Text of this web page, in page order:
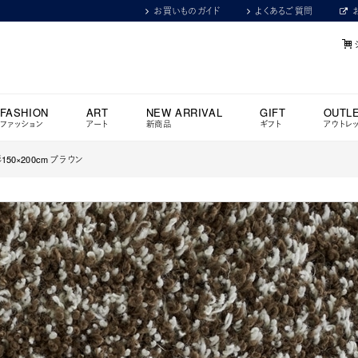
お買いものガイド よくあるご質問
FASHION
ファッション
ART
アート
NEW ARRIVAL
新商品
GIFT
ギフト アウトレ
ブラウン